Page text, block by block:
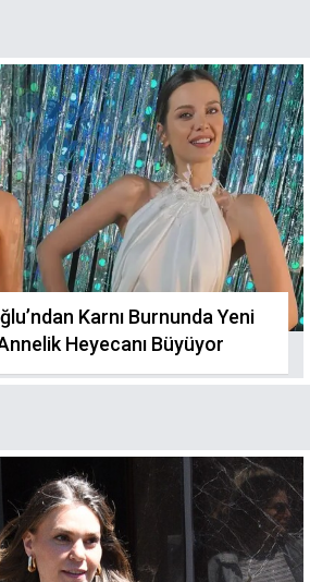
Karnı Burnunda Yeni
Heyecanı Büyüyor